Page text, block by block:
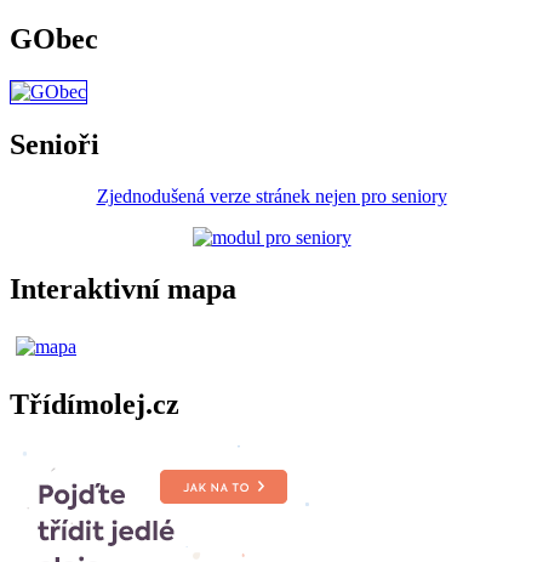
GObec
Senioři
Zjednodušená verze stránek nejen pro seniory
Interaktivní mapa
Třídímolej.cz